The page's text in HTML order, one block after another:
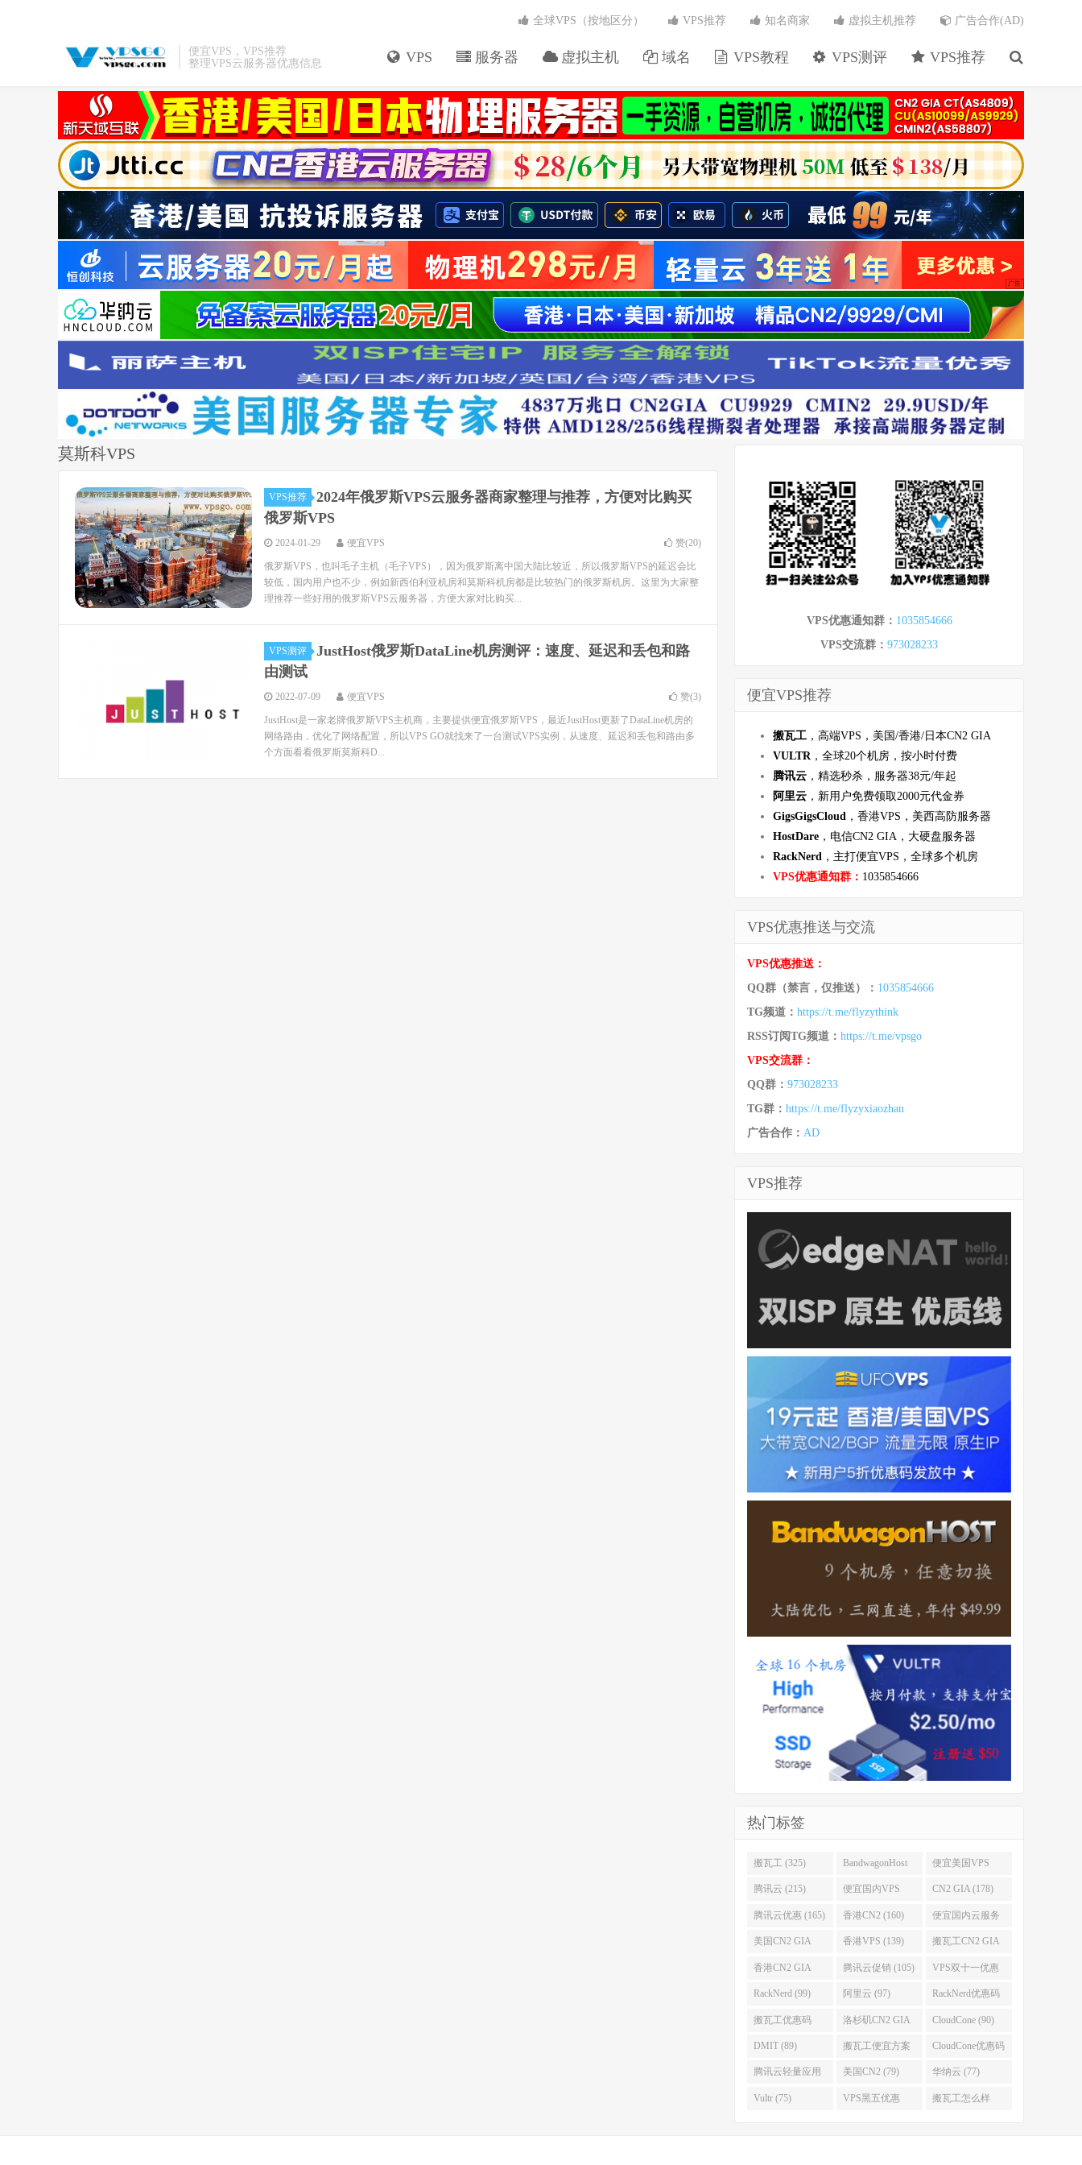
便宜VPS，VPS推荐
整理VPS云服务器优惠信息
VPS 服务器 虚拟主机 域名 VPS教程 VPS测评 VPS推荐
全球VPS（按地区分） VPS推荐 知名商家 虚拟主机推荐 广告合作(AD)
莫斯科VPS
VPS推荐
2024年俄罗斯VPS云服务器商家整理与推荐，方便对比购买
俄罗斯VPS
2024-01-29 便宜VPS 赞(20)
俄罗斯VPS，也叫毛子主机（毛子VPS），因为俄罗斯离中国大陆比较近，所以俄罗斯VPS的延迟会比
较低，国内用户也不少，例如新西伯利亚机房和莫斯科机房都是比较热门的俄罗斯机房。这里为大家整
理推荐一些好用的俄罗斯VPS云服务器，方便大家对比购买...
VPS测评
JustHost俄罗斯DataLine机房测评：速度、延迟和丢包和路
由测试
2022-07-09 便宜VPS 赞(3)
JustHost是一家老牌俄罗斯VPS主机商，主要提供便宜俄罗斯VPS，最近JustHost更新了DataLine机房的
网络路由，优化了网络配置，所以VPS GO就找来了一台测试VPS实例，从速度、延迟和丢包和路由多
个方面看看俄罗斯莫斯科D...
VPS优惠通知群： 1035854666
VPS交流群： 973028233
便宜VPS推荐
搬瓦工 ，高端VPS，美国/香港/日本CN2 GIA
VULTR ，全球20个机房，按小时付费
腾讯云 ，精选秒杀，服务器38元/年起
阿里云 ，新用户免费领取2000元代金券
GigsGigsCloud ，香港VPS，美西高防服务器
HostDare ，电信CN2 GIA，大硬盘服务器
RackNerd ，主打便宜VPS，全球多个机房
VPS优惠通知群： 1035854666
VPS优惠推送与交流
VPS优惠推送：
QQ群（禁言，仅推送）： 1035854666
TG频道： https://t.me/flyzythink
RSS订阅TG频道： https://t.me/vpsgo
VPS交流群：
QQ群： 973028233
TG群： https://t.me/flyzyxiaozhan
广告合作： AD
VPS推荐
热门标签
搬瓦工 (325) BandwagonHost
(223)
便宜美国VPS
(222)
腾讯云 (215) 便宜国内VPS
(184)
CN2 GIA (178)
腾讯云优惠 (165) 香港CN2 (160) 便宜国内云服务
器 (152)
美国CN2 GIA
(141)
香港VPS (139) 搬瓦工CN2 GIA
(118)
香港CN2 GIA
(111)
腾讯云促销 (105) VPS双十一优惠
(102)
RackNerd (99) 阿里云 (97) RackNerd优惠码
(93)
搬瓦工优惠码
(92)
洛杉矶CN2 GIA
(92)
CloudCone (90)
DMIT (89) 搬瓦工便宜方案
(86)
CloudCone优惠码
(82)
腾讯云轻量应用
服务器 (82)
美国CN2 (79) 华纳云 (77)
Vultr (75) VPS黑五优惠 搬瓦工怎么样